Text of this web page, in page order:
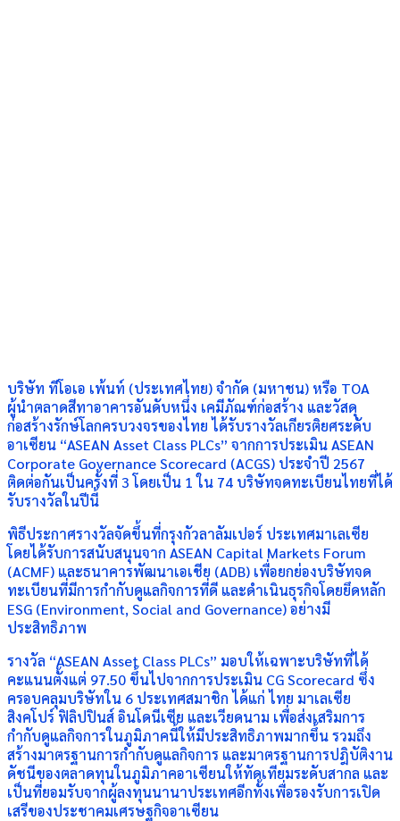
บริษัท ทีโอเอ เพ้นท์ (ประเทศไทย) จำกัด (มหาชน) หรือ TOA
ผู้นำตลาดสีทาอาคารอันดับหนึ่ง เคมีภัณฑ์ก่อสร้าง และวัสดุ
ก่อสร้างรักษ์โลกครบวงจรของไทย ได้รับรางวัลเกียรติยศระดับ
อาเซียน “ASEAN Asset Class PLCs” จากการประเมิน ASEAN
Corporate Governance Scorecard (ACGS) ประจำปี 2567
ติดต่อกันเป็นครั้งที่ 3 โดยเป็น 1 ใน 74 บริษัทจดทะเบียนไทยที่ได้
รับรางวัลในปีนี้
พิธีประกาศรางวัลจัดขึ้นที่กรุงกัวลาลัมเปอร์ ประเทศมาเลเซีย
โดยได้รับการสนับสนุนจาก ASEAN Capital Markets Forum
(ACMF) และธนาคารพัฒนาเอเชีย (ADB) เพื่อยกย่องบริษัทจด
ทะเบียนที่มีการกำกับดูแลกิจการที่ดี และดำเนินธุรกิจโดยยึดหลัก
ESG (Environment, Social and Governance) อย่างมี
ประสิทธิภาพ
รางวัล “ASEAN Asset Class PLCs” มอบให้เฉพาะบริษัทที่ได้
คะแนนตั้งแต่ 97.50 ขึ้นไปจากการประเมิน CG Scorecard ซึ่ง
ครอบคลุมบริษัทใน 6 ประเทศสมาชิก ได้แก่ ไทย มาเลเซีย
สิงคโปร์ ฟิลิปปินส์ อินโดนีเซีย และเวียดนาม เพื่อส่งเสริมการ
กำกับดูแลกิจการในภูมิภาคนี้ให้มีประสิทธิภาพมากขึ้น รวมถึง
สร้างมาตรฐานการกำกับดูแลกิจการ และมาตรฐานการปฎิบัติงาน
ดัชนีของตลาดทุนในภูมิภาคอาเซียนให้ทัดเทียมระดับสากล และ
เป็นที่ยอมรับจากผู้ลงทุนนานาประเทศอีกทั้งเพื่อรองรับการเปิด
เสรีของประชาคมเศรษฐกิจอาเซียน